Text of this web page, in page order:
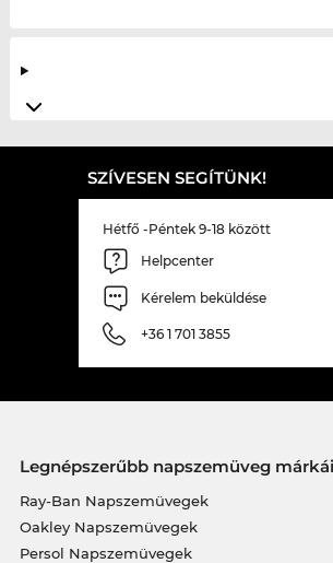
SZÍVESEN SEGÍTÜNK!
Hétfő -Péntek 9-18 között
Helpcenter
Kérelem beküldése
+36 1 701 3855
Legnépszerűbb napszemüveg
Ray-Ban Napszemüvegek
Oakley Napszemüvegek
Persol Napszemüvegek